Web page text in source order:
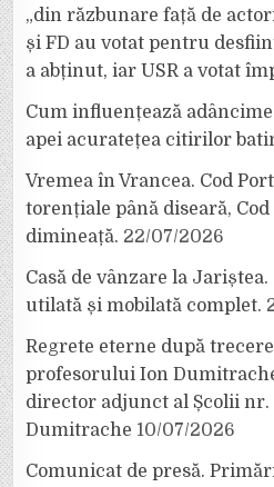
„din răzbunare față de
și FD au votat pentru
a abținut, iar USR a votat
Cum influențează
apei acuratețea citirilor
Vremea în Vrancea. Cod
torențiale până diseară,
dimineață. 22/07/2026
Casă de vânzare la Jariștea.
utilată și mobilată complet.
Regrete eterne după
profesorului Ion
director adjunct al Școlii nr.
Dumitrache 10/07/2026
Comunicat de presă.